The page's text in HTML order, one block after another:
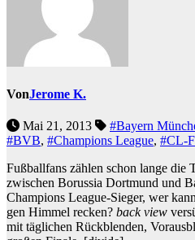
VonJerome K.
Mai 21, 2013 #Bayern
#BVB, #Champions League, #CL-
Fußballfans zählen schon lange die
zwischen Borussia Dortmund und
Champions League-Sieger, wer
gen Himmel recken? back view
mit täglichen Rückblenden,